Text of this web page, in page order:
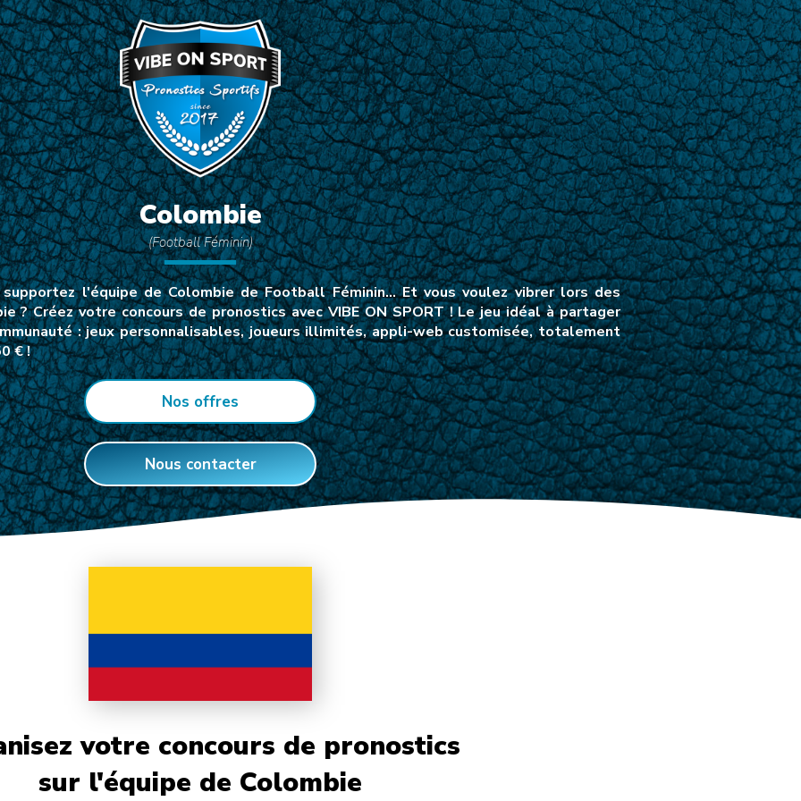
Colombie
(Football Féminin)
l'équipe de Colombie de Football Féminin… Et vous voulez vibrer lors des
? Créez votre concours de pronostics avec VIBE ON SPORT ! Le jeu idéal à partager
: jeux personnalisables, joueurs illimités, appli-web customisée, totalement
€ !
Nos offres
Nous contacter
votre concours de pronostics
sur l'équipe de Colombie